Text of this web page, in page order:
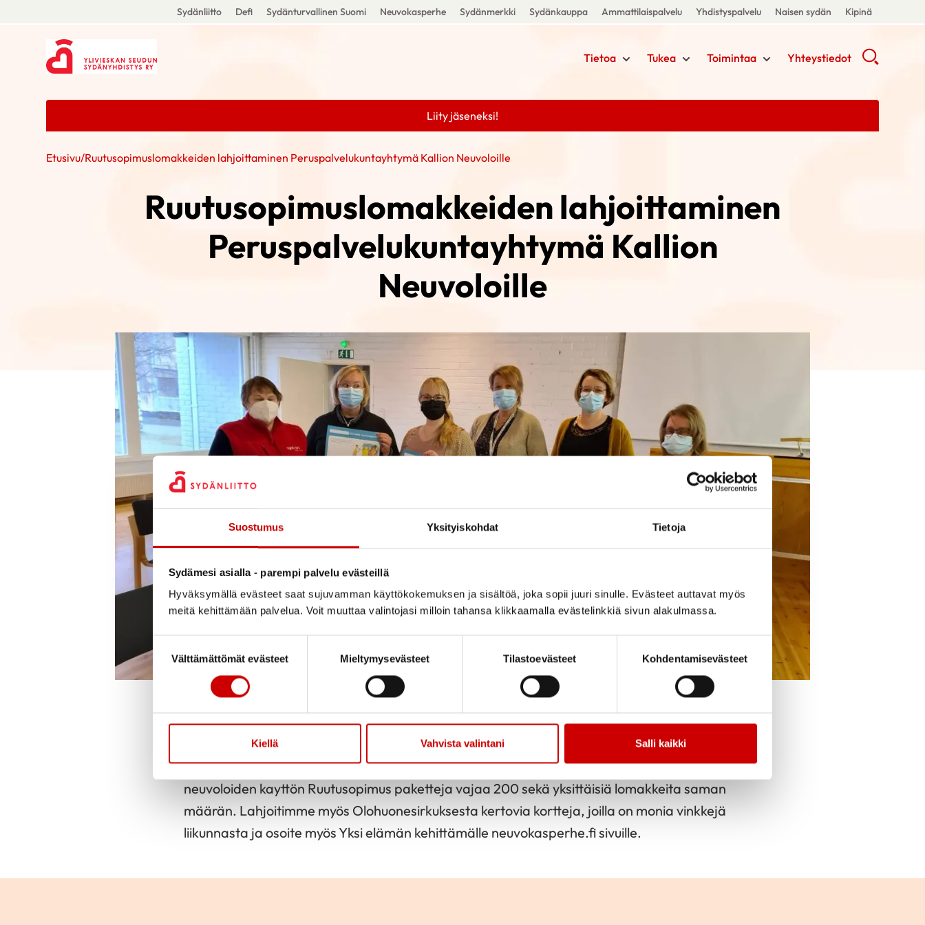
Suostumus Yksityiskohdat Tietoja
Sydämesi asialla - parempi palvelu evästeillä
Hyväksymällä evästeet saat sujuvamman käyttökokemuksen ja sisältöä, joka sopii juuri sinulle. Evästeet auttavat myös
meitä kehittämään palvelua. Voit muuttaa valintojasi milloin tahansa klikkaamalla evästelinkkiä sivun alakulmassa.
Välttämättömät evästeet
Mieltymysevästeet Tilastoevästeet Kohdentamisevästeet
Kiellä Vahvista valintani Salli kaikki
Sydänliitto Defi Sydänturvallinen Suomi Neuvokasperhe Sydänmerkki Sydänkauppa Ammattilaispalvelu Yhdistyspalvelu Naisen sydän Kipinä
Tietoa Tukea Toimintaa Yhteystiedot
Liity jäseneksi!
Etusivu/Ruutusopimuslomakkeiden lahjoittaminen Peruspalvelukuntayhtymä Kallion Neuvoloille
Ruutusopimuslomakkeiden lahjoittaminen
Peruspalvelukuntayhtymä Kallion
Neuvoloille
Sinikka Soukka
Julkaistu 24.10.2021
Päivitetty 30.10.2021
Jaa sivu Jaa Whatsapp
Jaa Facebook
Jaa TwitterJaa Linkedin
Jaa EmailJaa Print
Ylivieskan Seudun Sydänyhdistys on lahjoittanut 22.10.2021 Peruspalvelukuntayhtymä Kallion
neuvoloiden kayttön Ruutusopimus paketteja vajaa 200 sekä yksittäisiä lomakkeita saman
määrän. Lahjoitimme myös Olohuonesirkuksesta kertovia kortteja, joilla on monia vinkkejä
liikunnasta ja osoite myös Yksi elämän kehittämälle neuvokasperhe.fi sivuille.